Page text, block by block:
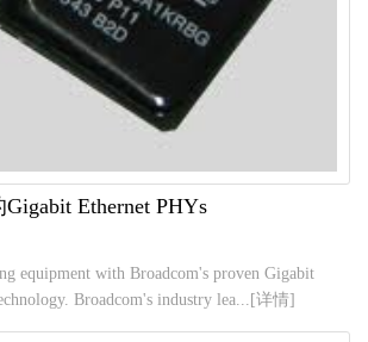
Ethernet PHYs
equipment with Broadcom's proven Gigabit
Broadcom's industry lea...[详情]